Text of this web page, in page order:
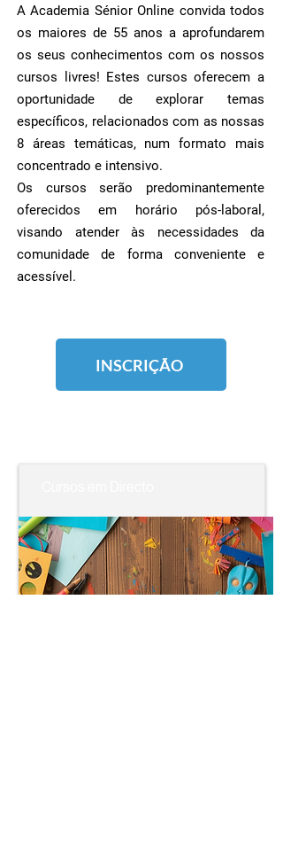
A Academia Sénior Online convida todos
os maiores de 55 anos a aprofundarem
os seus conhecimentos com os nossos
cursos livres! Estes cursos oferecem a
oportunidade de explorar temas
específicos, relacionados com as nossas
8 áreas temáticas, num formato mais
concentrado e intensivo.
Os cursos serão predominantemente
oferecidos em horário pós-laboral,
visando atender às necessidades da
comunidade de forma conveniente e
acessível.
INSCRIÇÃO